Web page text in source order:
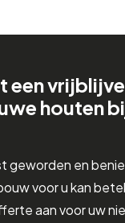
een
houten
geworden en
voor u kan
aan voor uw